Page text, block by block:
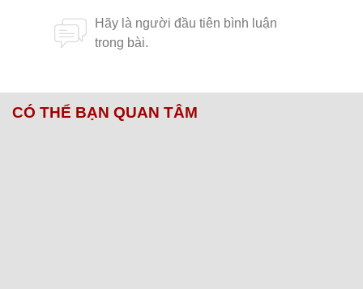
CÓ THỂ BẠN QUAN TÂM